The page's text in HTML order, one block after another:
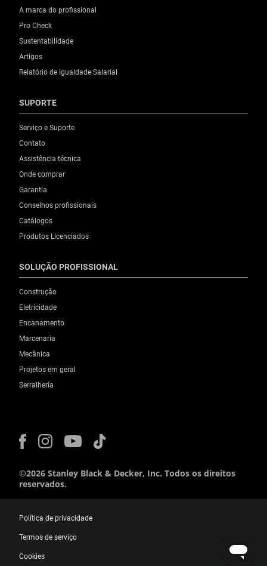
A marca do profissional
Pro Check
Sustentabilidade
Artigos
Relatório de Igualdade Salarial
SUPORTE
Serviço e Suporte
Contato
Assistência técnica
Onde comprar
Garantia
Conselhos profissionais
Catálogos
Produtos Licenciados
SOLUÇÃO PROFISSIONAL
Construção
Eletricidade
Encanamento
Marcenaria
Mecânica
Projetos em geral
Serralheria
©2026 Stanley Black & Decker, Inc. Todos os direitos
reservados.
Política de privacidade
Termos de serviço
Cookies